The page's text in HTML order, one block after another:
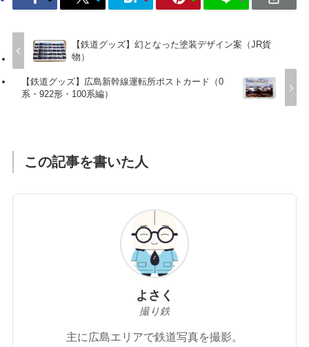
【鉄道グッズ】幻となった塗装デザイン案（JR貨
物）
【鉄道グッズ】広島新幹線運転所ポストカード（0
系・922形・100系編）
この記事を書いた人
よさく
撮り鉄
主に広島エリアで鉄道写真を撮影。